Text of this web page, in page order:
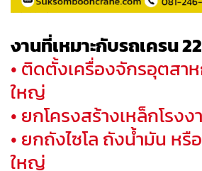
งานที่เหมาะกับรถเครน
• ติดตั้งเครื่องจักรอุตสา
ใหญ่
• ยกโครงสร้างเหล็กโรงง
• ยกถังไซโล ถังน้ำมัน ห
ใหญ่